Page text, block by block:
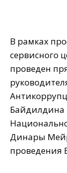
В рамках
сервисного
проведен
Байдилдина
Динары
проведения